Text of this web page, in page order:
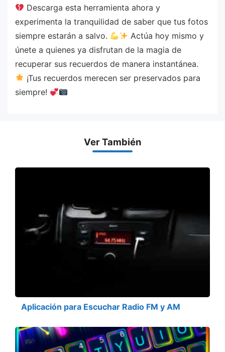
Descarga esta herramienta ahora y
experimenta la tranquilidad de saber que tus fotos
siempre estarán a salvo.
Actúa hoy mismo y
únete a quienes ya disfrutan de la magia de
recuperar sus recuerdos de manera instantánea.
¡Tus recuerdos merecen ser preservados para
siempre!
Ver También
Aplicación para Escuchar Radio FM y AM